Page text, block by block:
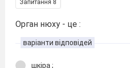
Запитання 8
Орган нюху - це :
варіанти відповідей
шкіра ;